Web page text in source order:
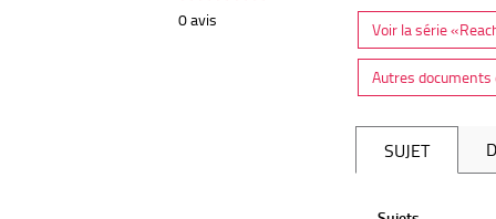
0avis Voir la série
Autres documents
SUJET